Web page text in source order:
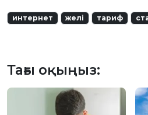
интернет желі тариф
Тағы оқыңыз: